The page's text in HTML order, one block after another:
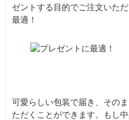
ゼントする目的でご注文いた
最適！
可愛らしい包装で届き、その
ただくことができます。もし